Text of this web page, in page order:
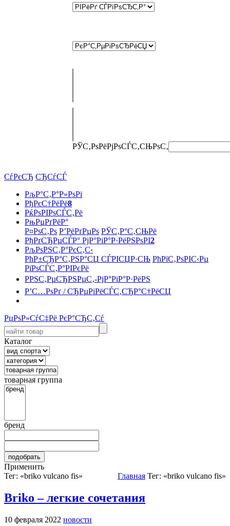
РЎС‚РѕРёРјРѕСЃС‚СЊРѕС‚
СѓРєСЂ СЂСѓСЃ
РљР°С‚Р°Р»РѕРі
РђРєС†РёРё8
РќРѕРІРѕСЃС‚Рё
РњРµРґРёР°
Р¤РѕС‚Рѕ Р’РёРґРµРѕ РЎС‚Р°С‚СЊРё
РђРґСЂРµСЃР° РјР°РіР°Р·РёРЅРѕРІ2
РљРѕРЅС‚Р°РєС‚С‹
РћР±СЂР°С‚РЅР°СЏ СЃРІСЏР·СЊ РћРїС‚РѕРІС‹Рµ
РїРѕСЃС‚Р°РІРєРё
РРЅС‚РµСЂРЅРµС‚-РјР°РіР°Р·РёРЅ
Р’С…РѕРґ / СЂРµРіРёСЃС‚СЂР°С†РёСЏ
РџРѕР»СѓС‡Рё РєР°СЂС‚Сѓ
Каталог
товарная группа
бренд
Применить
Тег: «briko vulcano fis»
Главная Тег: «briko vulcano fis»
Briko – легкие сочетания
10 февраля 2022 новости